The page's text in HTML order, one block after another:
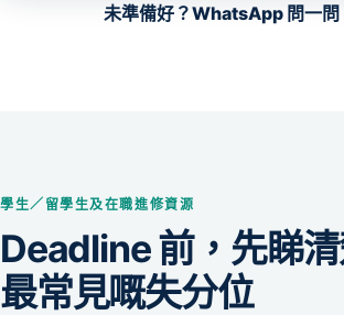
未準備好？WhatsApp 問一
學生／留學生及在職進修資源
Deadline 前，先睇
最常見嘅失分位